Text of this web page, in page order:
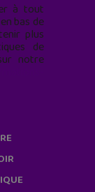
à tout
bas de
plus
de
notre